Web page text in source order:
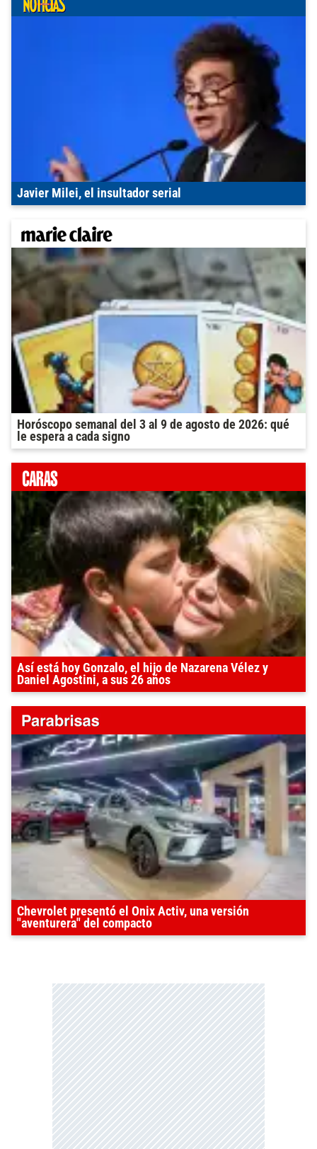
Javier Milei, el insultador serial
Horóscopo semanal del 3 al 9 de agosto de 2026: qué
le espera a cada signo
Así está hoy Gonzalo, el hijo de Nazarena Vélez y
Daniel Agostini, a sus 26 años
Chevrolet presentó el Onix Activ, una versión
"aventurera" del compacto